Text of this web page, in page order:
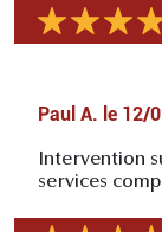
Paul A. le 12/
Intervention
services